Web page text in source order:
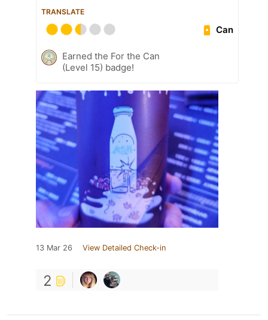
TRANSLATE
Can
Earned the For the Can
(Level 15) badge!
13 Mar 26 View Detailed Check-in
2